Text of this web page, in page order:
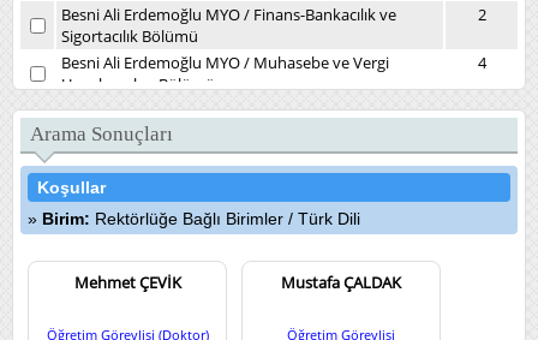
Besni Ali Erdemoğlu MYO/ Finans-Bankacılık ve
Sigortacılık Bölümü
2
Besni Ali Erdemoğlu MYO/ Muhasebe ve Vergi
Uygulamaları Bölümü
4
Besni Ali Erdemoğlu MYO/Yönetim ve Organizasyon
Bölümü
2
Daire Başkanlıkları/Kütüphane ve Dokümantasyon
Daire Başkanlığı
1
Devlet Konservatuvarı/Müzikoloji Bölümü
7
Diş Hekimliği Fakültesi/Ağız, Diş ve Çene Cerrahisi
Kliniği
4
Diş Hekimliği Fakültesi
Ağız, Diş ve Çene Radyolojisi
Diş Hekimliği Fakültesi Endodonti Kliniği
Arama Sonuçları
Koşullar
Birim: Rektörlüğe Bağlı Birimler / Türk Dili
Mehmet ÇEVİK
Öğretim Görevlisi (Doktor)
Mustafa ÇALDAK
Öğretim Görevlisi